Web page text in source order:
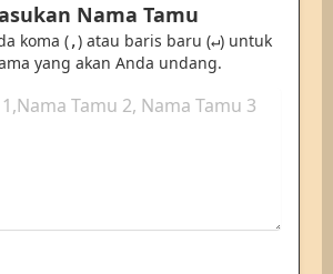
Nama Tamu
koma (,) atau baris baru (↵) untuk
yang akan Anda undang.